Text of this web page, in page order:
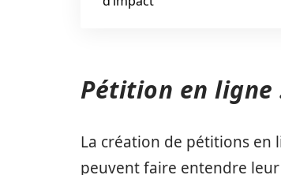
Pétition en ligne
La création de pétitions
peuvent faire entendre